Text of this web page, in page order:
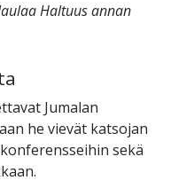
Haltuus annan
Jumalan
he vievät katsojan
sekä